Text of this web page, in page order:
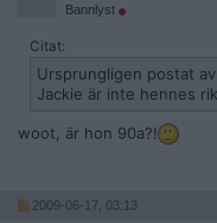
Bannlyst
Citat:
Ursprungligen postat av
Jackie är inte hennes
woot, är hon 90a?!
2009-06-17, 03:13